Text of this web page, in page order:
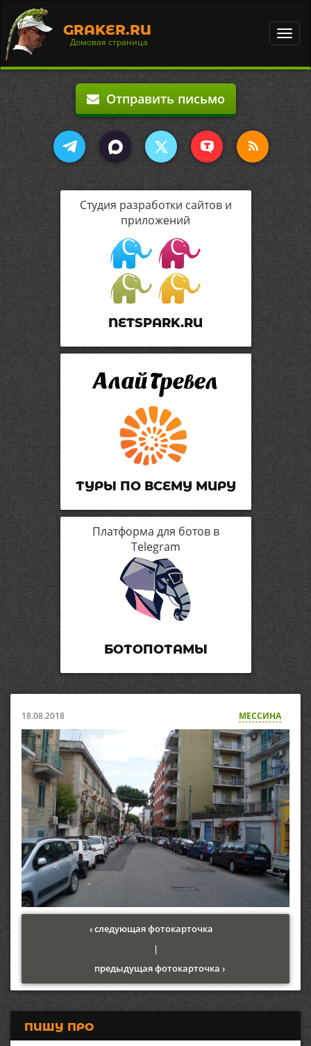
GRAKER.RU
Домовая страница
Отправить письмо
Студия разработки сайтов и
приложений
NETSPARK.RU
ТУРЫ ПО ВСЕМУ МИРУ
Платформа для ботов в
Telegram
БОТОПОТАМЫ
18.08.2018 МЕССИНА
‹ следующая фотокарточка
|
предыдущая фотокарточка ›
ПИШУ ПРО